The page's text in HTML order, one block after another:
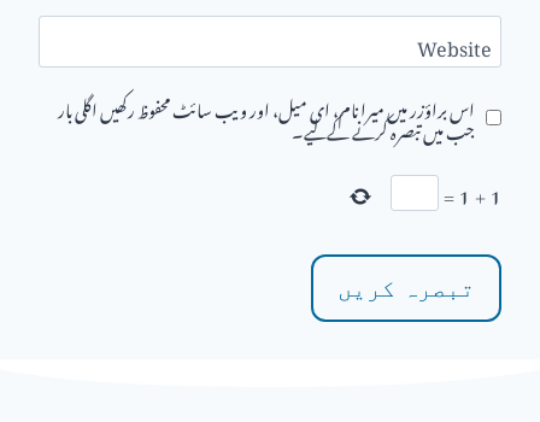
Website
اس براؤزر میں میرا نام، ای میل، اور ویب سائٹ محفوظ رکھیں اگلی بار
جب میں تبصرہ کرنے کےلیے۔
1
+
1
=